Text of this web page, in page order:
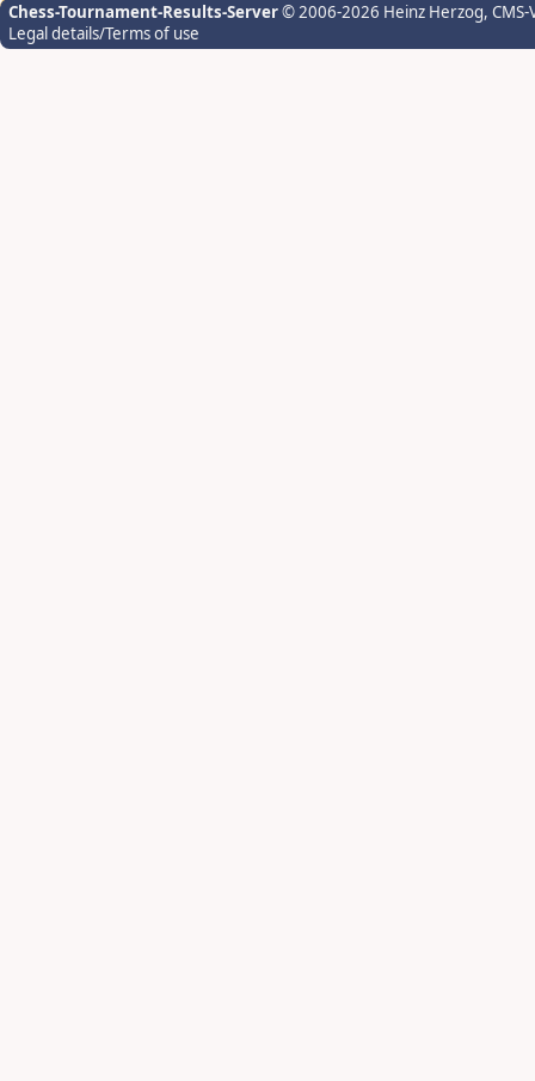
Chess-Tournament-Results-Server© 2006-2026 Heinz Herzog,
Legal details/Terms of use